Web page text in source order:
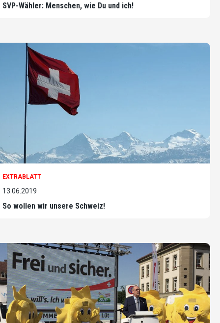
SVP-Wähler: Menschen, wie Du und ich!
EXTRABLATT
13.06.2019
So wollen wir unsere Schweiz!